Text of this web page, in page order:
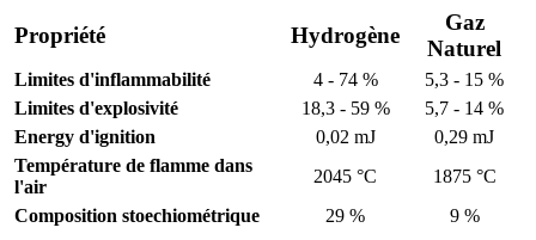
Propriété Hydrogène
Gaz
Naturel
Limites d'inflammabilité 4 - 74 %
5,3 - 15 %
Limites d'explosivité
18,3 - 59 %
5,7 - 14 %
Energy d'ignition
0,02 mJ
0,29 mJ
Température de flamme dans
l'air
2045 °C
1875 °C
Composition stoechiométrique
29 % 9 %